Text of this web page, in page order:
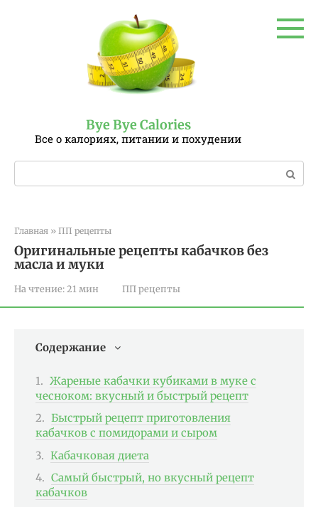
Bye Bye Calories
Все о калориях, питании и похудении
Поиск:
Главная » ПП рецепты
Оригинальные рецепты кабачков без
масла и муки
На чтение: 21 мин ПП рецепты
Содержание
Жареные кабачки кубиками в муке с
чесноком: вкусный и быстрый рецепт
Быстрый рецепт приготовления
кабачков с помидорами и сыром
Кабачковая диета
Самый быстрый, но вкусный рецепт
кабачков